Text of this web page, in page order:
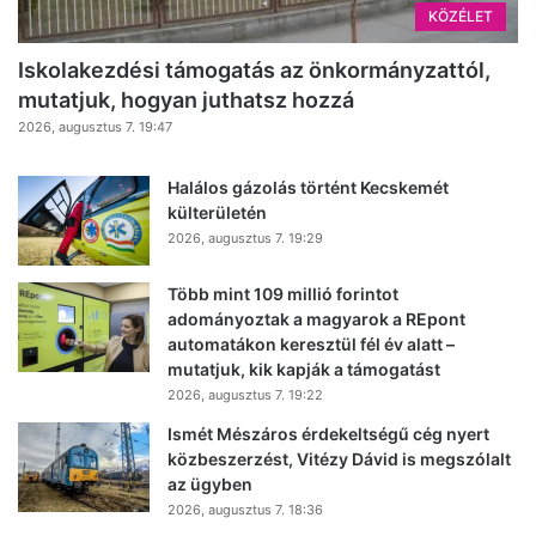
KÖZÉLET
Iskolakezdési támogatás az önkormányzattól,
mutatjuk, hogyan juthatsz hozzá
2026, augusztus 7. 19:47
Halálos gázolás történt Kecskemét
külterületén
2026, augusztus 7. 19:29
Több mint 109 millió forintot
adományoztak a magyarok a REpont
automatákon keresztül fél év alatt –
mutatjuk, kik kapják a támogatást
2026, augusztus 7. 19:22
Ismét Mészáros érdekeltségű cég nyert
közbeszerzést, Vitézy Dávid is megszólalt
az ügyben
2026, augusztus 7. 18:36